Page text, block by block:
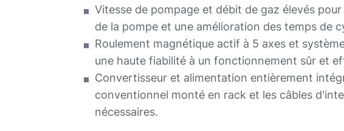
Vitesse de pompage et débit de gaz élevés
de la pompe et une amélioration des temps de
Roulement magnétique actif à 5 axes et
une haute fiabilité à un fonctionnement sûr et
Convertisseur et alimentation entièrement
conventionnel monté en rack et les câbles
nécessaires.